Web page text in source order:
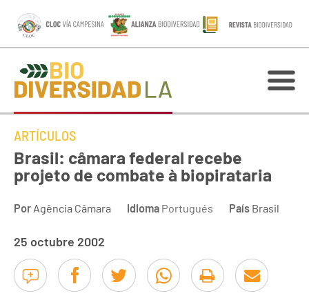
ARTÍCULOS
Brasil: câmara federal recebe
projeto de combate à biopirataria
Por Agência Câmara Idioma Portugués País Brasil
25 octubre 2002